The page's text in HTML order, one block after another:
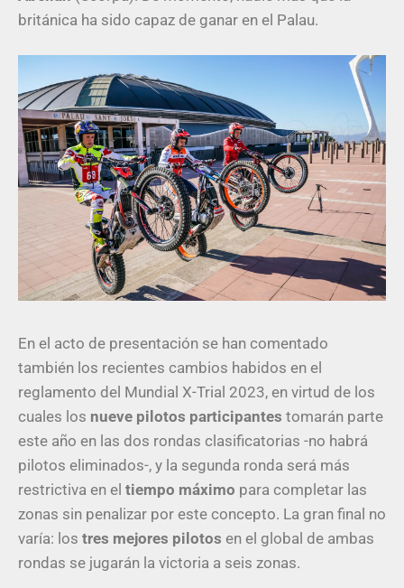
británica ha sido capaz de ganar en el Palau.
En el acto de presentación se han comentado
también los recientes cambios habidos en el
reglamento del Mundial X-Trial 2023, en virtud de los
cuales los nueve pilotos participantes tomarán parte
este año en las dos rondas clasificatorias -no habrá
pilotos eliminados-, y la segunda ronda será más
restrictiva en el tiempo máximo para completar las
zonas sin penalizar por este concepto. La gran final no
varía: los tres mejores pilotos en el global de ambas
rondas se jugarán la victoria a seis zonas.